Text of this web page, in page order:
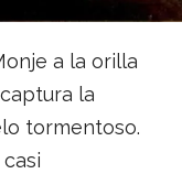
a la orilla
la
tormentoso.